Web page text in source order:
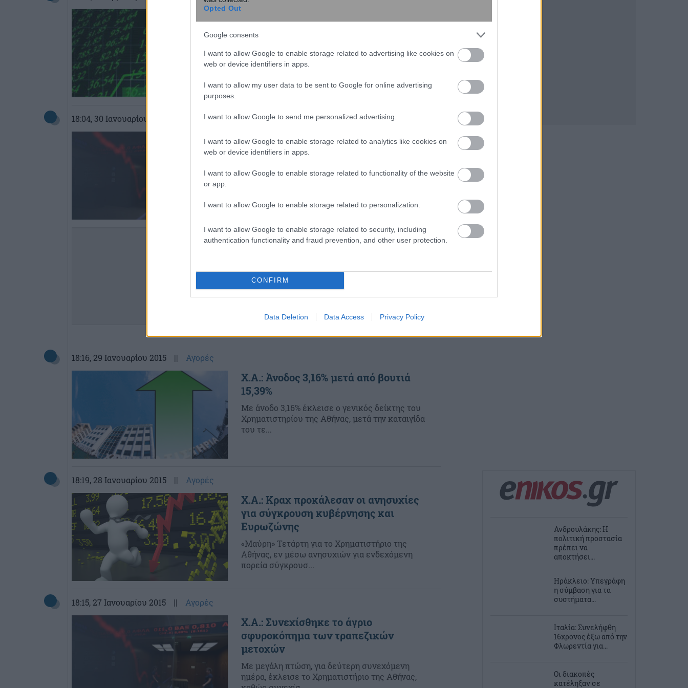
Opted Out
Google consents
I want to allow Google to enable storage related to advertising like cookies on
web or device identifiers in apps.
I want to allow my user data to be sent to Google for online advertising
purposes.
I want to allow Google to send me personalized advertising.
I want to allow Google to enable storage related to analytics like cookies on
web or device identifiers in apps.
I want to allow Google to enable storage related to functionality of the website
or app.
I want to allow Google to enable storage related to personalization.
I want to allow Google to enable storage related to security, including
authentication functionality and fraud prevention, and other user protection.
CONFIRM
Data Deletion Data Access Privacy Policy
την Ευρωζώνη, μετά τη δημόσια σύγκρουση
Βαρουφάκη και...
18:04, 30 Ιανουαρίου 2015 Αγορές
Χ.Α. : Έκλεισε με πτώση μετά τις
δηλώσεις Σόιμπλε και Ντάισελμπλουμ
Με απώλειες έκλεισε η χρηματιστηριακή αγορά
στην τελευταία συνεδρίαση της εβδομάδας, μετά
18:16, 29 Ιανουαρίου 2015 || Αγορές
Χ.Α.: Άνοδος 3,16% μετά από βουτιά
15,39%
Με άνοδο 3,16% έκλεισε ο γενικός δείκτης του
Χρηματιστηρίου της Αθήνας, μετά την καταιγίδα
του τε...
18:19, 28 Ιανουαρίου 2015 || Αγορές
Χ.Α.: Κραχ προκάλεσαν οι ανησυχίες
για σύγκρουση κυβέρνησης και
Ευρωζώνης
«Μαύρη» Τετάρτη για το Χρηματιστήριο της
Αθήνας, εν μέσω ανησυχιών για ενδεχόμενη
πορεία σύγκρουσ...
18:15, 27 Ιανουαρίου 2015 || Αγορές
Χ.Α.: Συνεχίσθηκε το άγριο
σφυροκόπημα των τραπεζικών
μετοχών
Με μεγάλη πτώση, για δεύτερη συνεχόμενη
ημέρα, έκλεισε το Χρηματιστήριο της Αθήνας,
Ανδρουλάκης: Η
πολιτική προστασία
πρέπει να
αποκτήσει...
Ηράκλειο: Υπεγράφη
η σύμβαση για τα
συστήματα...
Ιταλία: Συνελήφθη
16χρονος έξω από την
Φλωρεντία για...
Οι διακοπές
κατέληξαν σε